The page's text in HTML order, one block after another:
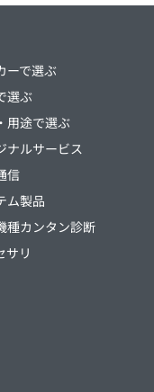
ーで選ぶ
選ぶ
用途で選ぶ
ナルサービス
信
ム製品
種カンタン診断
サリ